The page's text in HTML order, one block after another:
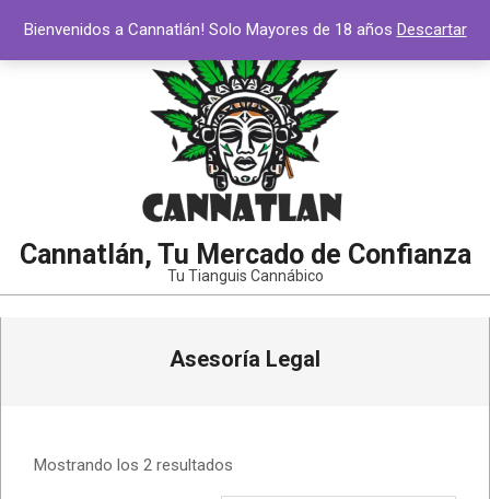
contenido
Cannatlán, Tu Mercado de Confianza
Tu Tianguis Cannábico
Asesoría Legal
Mostrando los 2 resultados
Bienvenidos a Cannatlán! Solo Mayores de 18 años Descartar